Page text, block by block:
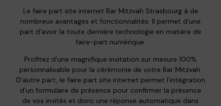
Le faire part site internet Bar Mitzvah Strasbourg à de
nombreux avantages et fonctionnalités. Il permet d’une
part d’avoir la toute dernière technologie en matière de
faire-part numérique.
Profitez d’une magnifique invitation sur mesure 100%
personnalisable pour la cérémonie de votre Bar Mitzvah.
D’autre part, le faire part site internet permet l’intégration
d’un formulaire de présence pour confirmer la présence
de vos invités et donc une réponse automatique dans